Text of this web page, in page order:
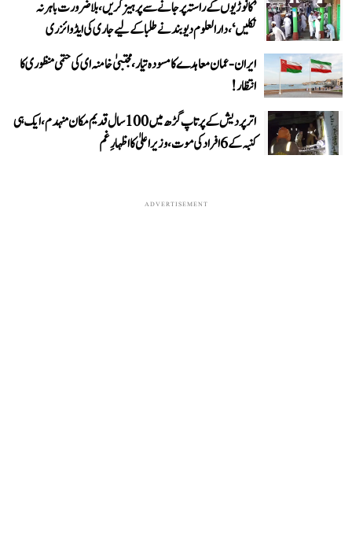
’کانوڑیوں کے راستہ پر جانے سے پرہیز کریں، بلاضرورت باہر نہ
نکلیں‘، دارالعلوم دیوبند نے طلبا کے لیے جاری کی ایڈوائزری
ایران-عمان معاہدے کا مسودہ تیار، مجتبیٰ خامنہ ای کی حتمی منظوری کا
انتظار!
اتر پردیش کے پرتاپ گڑھ میں 100 سال قدیم مکان منہدم، ایک ہی
کنبہ کے 6 افراد کی موت، وزیر اعلیٰ کا اظہارِ غم
ADVERTISEMENT